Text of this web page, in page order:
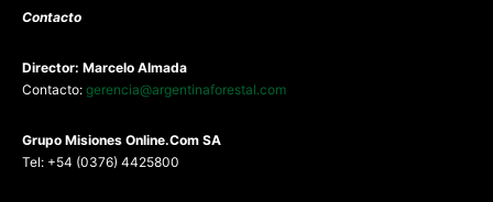
Contacto
Director: Marcelo Almada
Contacto: gerencia@argentinaforestal.com
Grupo Misiones Online.Com SA
Tel: +54 (0376) 4425800